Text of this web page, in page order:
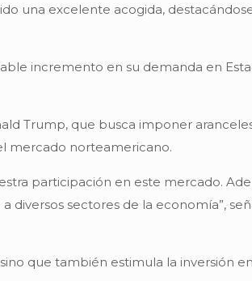
una excelente acogida,
incremento en su demanda en
Trump, que busca imponer
mercado norteamericano.
participación en este mercado.
diversos sectores de la economía”,
que también estimula la inversión en